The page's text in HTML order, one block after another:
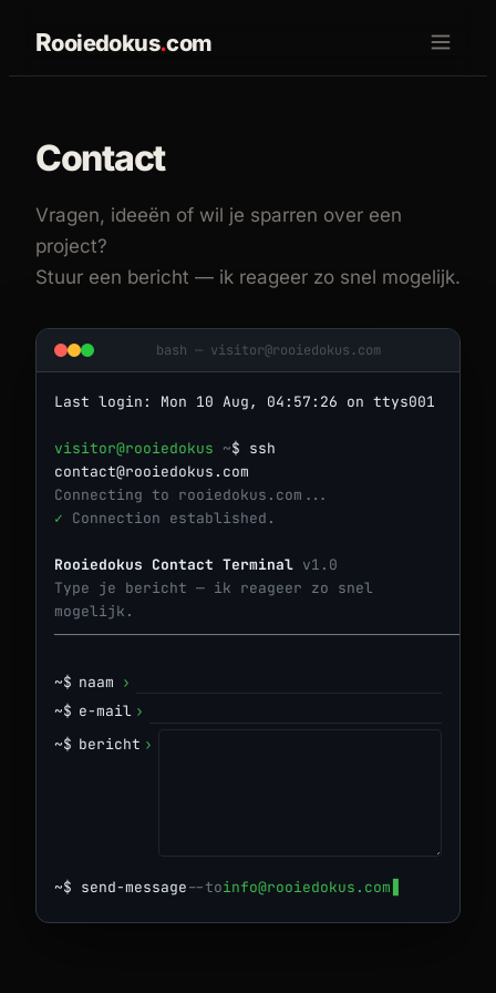
Rooiedokus.com
Contact
Vragen, ideeën of wil je sparren over een
project?
Stuur een bericht — ik reageer zo snel mogelijk.
bash — visitor@rooiedokus.com
Last login: Mon 10 Aug, 04:57:26 on ttys001
visitor@rooiedokus ~$ ssh
contact@rooiedokus.com
Connecting to rooiedokus.com...
✓ Connection established.
Rooiedokus Contact Terminal v1.0
Type je bericht — ik reageer zo snel
mogelijk.
──────────────────────────────────────────────────
~$ naam ›
~$ e-mail ›
~$ bericht ›
~$ send-message--toinfo@rooiedokus.com